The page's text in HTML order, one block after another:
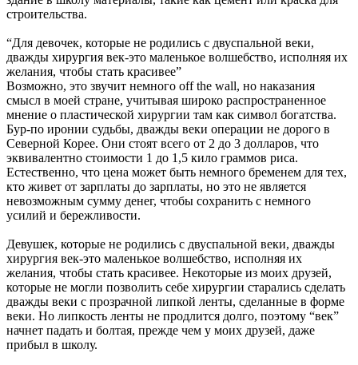
строительства.
“Для девочек, которые не родились с двуспальной веки,
дважды хирургия век-это маленькое волшебство, исполняя их
желания, чтобы стать красивее”
Возможно, это звучит немного off the wall, но наказания
смысл в моей стране, учитывая широко распространенное
мнение о пластической хирургии там как символ богатства.
Бур-по иронии судьбы, дважды веки операции не дорого в
Северной Корее. Они стоят всего от 2 до 3 долларов, что
эквивалентно стоимости 1 до 1,5 кило граммов риса.
Естественно, что цена может быть немного бременем для тех,
кто живет от зарплаты до зарплаты, но это не является
невозможным сумму денег, чтобы сохранить с немного
усилий и бережливости.
Девушек, которые не родились с двуспальной веки, дважды
хирургия век-это маленькое волшебство, исполняя их
желания, чтобы стать красивее. Некоторые из моих друзей,
которые не могли позволить себе хирургии старались сделать
дважды веки с прозрачной липкой ленты, сделанные в форме
веки. Но липкость ленты не продлится долго, поэтому “век”
начнет падать и болтая, прежде чем у моих друзей, даже
прибыл в школу.